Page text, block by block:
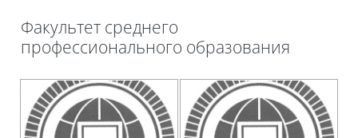
Факультет среднего
профессионального образования
Блоки